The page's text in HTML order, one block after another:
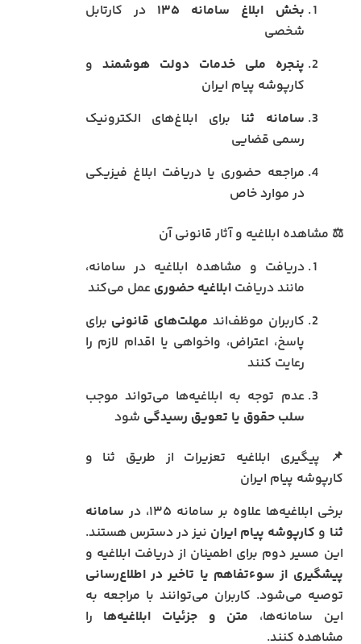
بخش ابلاغ سامانه ۱۳۵
در کارتابل
شخصی
پنجره ملی خدمات دولت هوشمند و
کارپوشه پیام ایران
سامانه ثنا برای ابلاغ‌های الکترونیک
رسمی قضایی
مراجعه حضوری یا دریافت ابلاغ فیزیکی
در موارد خاص
⚖️ مشاهده ابلاغیه و آثار قانونی آن
دریافت و مشاهده ابلاغیه در سامانه،
مانند دریافتابلاغیه حضوری عمل می‌کند
کاربران موظف‌اند مهلت‌های قانونی برای
پاسخ، اعتراض، واخواهی یا اقدام لازم را
رعایت کنند
عدم توجه به ابلاغیه‌ها می‌تواند موجب
سلب حقوق یا تعویق رسیدگی شود
📌 پیگیری ابلاغیه تعزیرات از طریق ثنا و
کارپوشه پیام ایران
برخی ابلاغیه‌ها علاوه بر سامانه ۱۳۵، در
سامانه
ثنا و کارپوشه پیام ایران نیز در دسترس هستند.
این مسیر دوم برای اطمینان از دریافت ابلاغیه و
پیشگیری از سوءتفاهم یا تاخیر در اطلاع‌رسانی
توصیه می‌شود. کاربران می‌توانند با مراجعه به
این سامانه‌ها، متن و جزئیات ابلاغیه‌ها را
مشاهده کنند.